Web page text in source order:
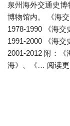
泉州海外交通史
博物馆内。 《海
1978-1990 《海交
1991-2000 《海交
2001-2012 附：
海》、《… 阅读